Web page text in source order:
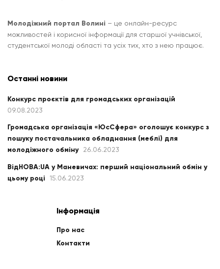
Молодіжний портал Волині – це онлайн-ресурс
можливостей і корисної інформації для старшої учнівської,
студентської молоді області та усіх тих, хто з нею працює.
Останні новини
Конкурс проєктів для громадських організацій
09.08.2023
Громадська організація «ЮсСфера» оголошує конкурс з
пошуку постачальника обладнання (меблі) для
молодіжного обміну
26.06.2023
ВідНОВА:UA у Маневичах: перший національний обмін у
цьому році
15.06.2023
Інформація
Про нас
Контакти